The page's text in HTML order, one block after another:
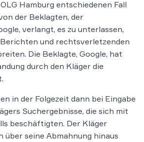
Hamburg entschiedenen Fall
der Beklagten, der
verlangt, es zu unterlassen,
und rechtsverletzenden
Die Beklagte, Google, hat
durch den Kläger die
in der Folgezeit dann bei Eingabe
Suchergebnisse, die sich mit
beschäftigten. Der Kläger
über seine Abmahnung hinaus